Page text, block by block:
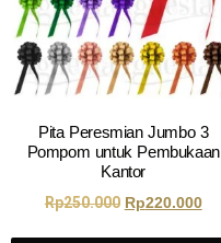
Pita Peresmian Jumbo 3
Pompom untuk Pembukaan
Kantor
Rp250.000 Rp220.000